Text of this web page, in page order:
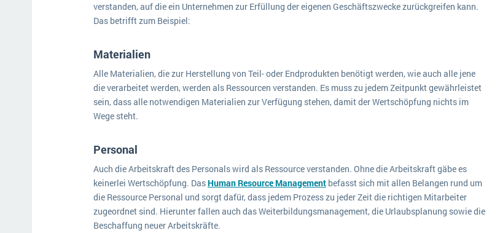
verstanden, auf die ein Unternehmen zur Erfüllung der eigenen Geschäftszwecke zurückgreifen kann.
Das betrifft zum Beispiel:
Materialien
Alle Materialien, die zur Herstellung von Teil- oder Endprodukten benötigt werden, wie auch alle jene
die verarbeitet werden, werden als Ressourcen verstanden. Es muss zu jedem Zeitpunkt gewährleistet
sein, dass alle notwendigen Materialien zur Verfügung stehen, damit der Wertschöpfung nichts im
Wege steht.
Personal
Auch die Arbeitskraft des Personals wird als Ressource verstanden. Ohne die Arbeitskraft gäbe es
keinerlei Wertschöpfung. Das Human Resource Management befasst sich mit allen Belangen rund um
die Ressource Personal und sorgt dafür, dass jedem Prozess zu jeder Zeit die richtigen Mitarbeiter
zugeordnet sind. Hierunter fallen auch das Weiterbildungsmanagement, die Urlaubsplanung sowie die
Beschaffung neuer Arbeitskräfte.